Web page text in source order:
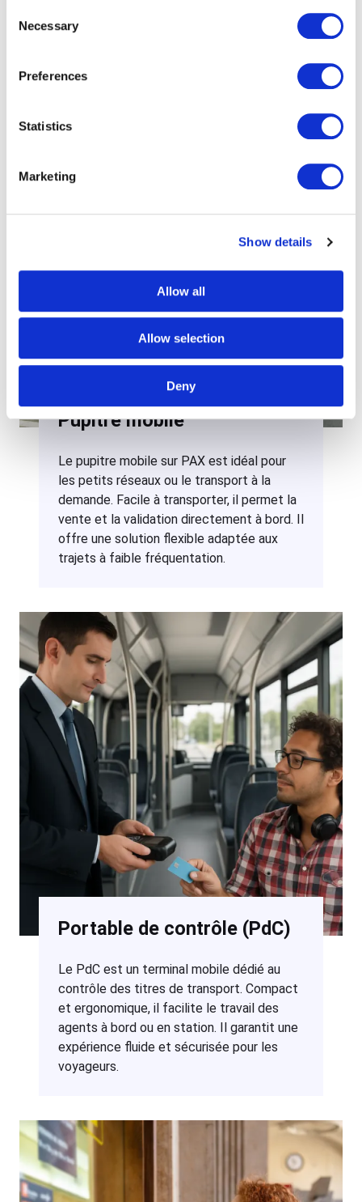
Selection
Necessary
Preferences
Statistics
Marketing
Show details
Allow all
Allow selection
Deny
s’adapte à tous les véhicules. Il garantit
Pupitre mobile
Le pupitre mobile sur PAX est idéal pour
les petits réseaux ou le transport à la
demande. Facile à transporter, il permet la
vente et la validation directement à bord. Il
offre une solution flexible adaptée aux
trajets à faible fréquentation.
Portable de contrôle (PdC)
Le PdC est un terminal mobile dédié au
contrôle des titres de transport. Compact
et ergonomique, il facilite le travail des
agents à bord ou en station. Il garantit une
expérience fluide et sécurisée pour les
voyageurs.